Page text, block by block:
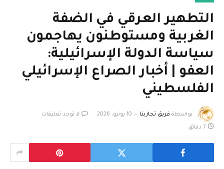
التطهير العرقي في الضفة
الغربية ومستوطنون يهاجمون
سياسة الدولة الإسرائيلية:
العفو | أخبار الصراع الإسرائيلي
الفلسطيني
بواسطة فريق تجاربنا 10 يونيو، 2026 لا توجد تعليقات
7 دقائق